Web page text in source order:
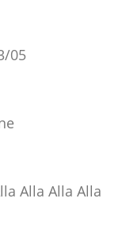
05
Alla Alla Alla